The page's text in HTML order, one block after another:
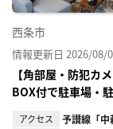
西条市
情報更新日 2026/08/
【角部屋・防犯カ
BOX付で駐車場・
アクセス 予讃線「中